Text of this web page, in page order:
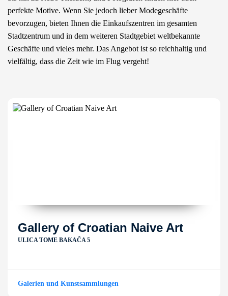
perfekte Motive. Wenn Sie jedoch lieber Modegeschäfte
bevorzugen, bieten Ihnen die Einkaufszentren im gesamten
Stadtzentrum und in dem weiteren Stadtgebiet weltbekannte
Geschäfte und vieles mehr. Das Angebot ist so reichhaltig und
vielfältig, dass die Zeit wie im Flug vergeht!
Gallery of Croatian Naive Art
ULICA TOME BAKAČA 5
Galerien und Kunstsammlungen